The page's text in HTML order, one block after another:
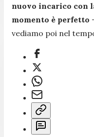
nuovo incarico con
momento è perfetto
vediamo poi nel